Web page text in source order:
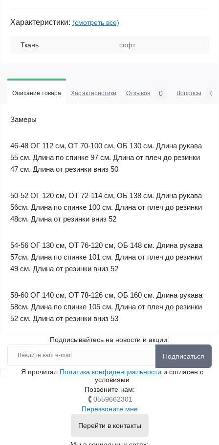
Характеристики: (смотреть все)
Ткань софт
Описание товара Характеристики Отзывов 0 Вопросы 0
Замеры
46-48 ОГ 112 см, ОТ 70-100 см, ОБ 130 см. Длина рукава
55 см. Длина по спинке 97 см. Длина от плеч до резинки
47 см. Длина от резинки вниз 50
50-52 ОГ 120 см, ОТ 72-114 см, ОБ 138 см. Длина рукава
56см. Длина по спинке 100 см. Длина от плеч до резинки
48см. Длина от резинки вниз 52
54-56 ОГ 130 см, ОТ 76-120 см, ОБ 148 см. Длина рукава
57см. Длина по спинке 101 см. Длина от плеч до резинки
49 см. Длина от резинки вниз 52
58-60 ОГ 140 см, ОТ 78-126 см, ОБ 160 см. Длина рукава
58см. Длина по спинке 105 см. Длина от плеч до резинки
52 см. Длина от резинки вниз 53
Подписывайтесь на новости и акции:
Подписаться
Я прочитал Политика конфиденциальности и согласен с
условиями
Позвоните нам:
0559662301
Перезвоните мне
Перейти в контакты